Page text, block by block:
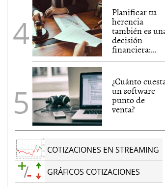
Planificar tu
herencia
también es
decisión
financiera:...
¿Cuánto
un software
punto de
venta?
COTIZACIONES EN STREAMING
GRÁFICOS COTIZACIONES